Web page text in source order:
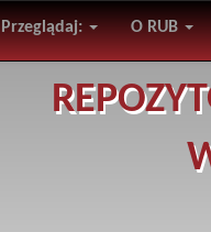
Przeglądaj: O RUB